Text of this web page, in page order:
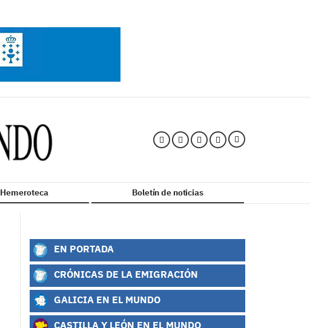
Hemeroteca Boletín de noticias
EN PORTADA
CRÓNICAS DE LA EMIGRACIÓN
GALICIA EN EL MUNDO
CASTILLA Y LEÓN EN EL MUNDO